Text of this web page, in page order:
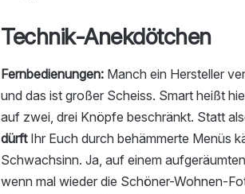
Technik-Anekdötchen
Fernbedienungen: Manch ein Hersteller
und das ist großer Scheiss. Smart heißt
auf zwei, drei Knöpfe beschränkt. Statt
dürftIhr Euch durch behämmerte Menüs
Schwachsinn. Ja, auf einem
wenn mal wieder die Schöner-Wohnen-